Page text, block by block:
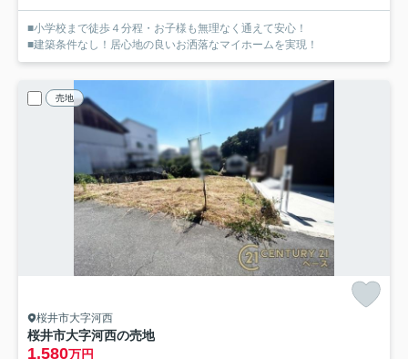
■小学校まで徒歩４分程・お子様も無理なく通えて安心！
■建築条件なし！居心地の良いお洒落なマイホームを実現！
売地
桜井市大字河西
桜井市大字河西の売地
1,580万円